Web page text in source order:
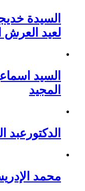
السيدة
لعيد العرش
السيد
المجيد
محمد